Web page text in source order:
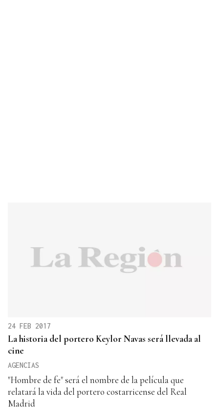
24 FEB 2017
La historia del portero Keylor Navas será llevada al
cine
AGENCIAS
"Hombre de fe" será el nombre de la película que
relatará la vida del portero costarricense del Real
Madrid